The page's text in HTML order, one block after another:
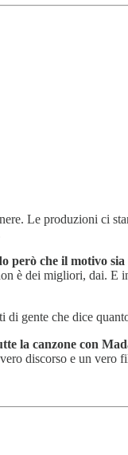
Le produzioni ci
però che il motivo
è dei migliori, dai.
gente che dice
la canzone con
discorso e un vero